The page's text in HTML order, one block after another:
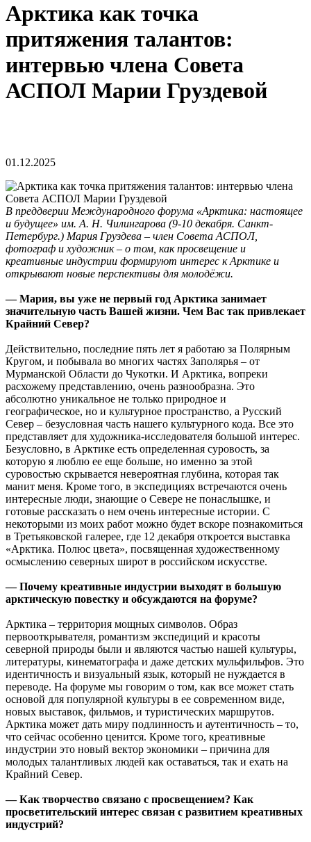
Арктика как точка
притяжения талантов:
интервью члена Совета
АСПОЛ Марии Груздевой
01.12.2025
В преддверии Международного форума «Арктика: настоящее
и будущее» им. А. Н. Чилингарова (9-10 декабря. Санкт-
Петербург.) Мария Груздева – член Совета АСПОЛ,
фотограф и художник – о том, как просвещение и
креативные индустрии формируют интерес к Арктике и
открывают новые перспективы для молодёжи.
— Мария, вы уже не первый год Арктика занимает
значительную часть Вашей жизни. Чем Вас так привлекает
Крайний Север?
Действительно, последние пять лет я работаю за Полярным
Кругом, и побывала во многих частях Заполярья – от
Мурманской Области до Чукотки. И Арктика, вопреки
расхожему представлению, очень разнообразна. Это
абсолютно уникальное не только природное и
географическое, но и культурное пространство, а Русский
Север – безусловная часть нашего культурного кода. Все это
представляет для художника-исследователя большой интерес.
Безусловно, в Арктике есть определенная суровость, за
которую я люблю ее еще больше, но именно за этой
суровостью скрывается невероятная глубина, которая так
манит меня. Кроме того, в экспедициях встречаются очень
интересные люди, знающие о Севере не понаслышке, и
готовые рассказать о нем очень интересные истории. С
некоторыми из моих работ можно будет вскоре познакомиться
в Третьяковской галерее, где 12 декабря откроется выставка
«Арктика. Полюс цвета», посвященная художественному
осмыслению северных широт в российском искусстве.
— Почему креативные индустрии выходят в большую
арктическую повестку и обсуждаются на форуме?
Арктика – территория мощных символов. Образ
первооткрывателя, романтизм экспедиций и красоты
северной природы были и являются частью нашей культуры,
литературы, кинематографа и даже детских мульфильфов. Это
идентичность и визуальный язык, который не нуждается в
переводе. На форуме мы говорим о том, как все может стать
основой для популярной культуры в ее современном виде,
новых выставок, фильмов, и туристических маршрутов.
Арктика может дать миру подлинность и аутентичность – то,
что сейчас особенно ценится. Кроме того, креативные
индустрии это новый вектор экономики – причина для
молодых талантливых людей как оставаться, так и ехать на
Крайний Север.
— Как творчество связано с просвещением? Как
просветительский интерес связан с развитием креативных
индустрий?